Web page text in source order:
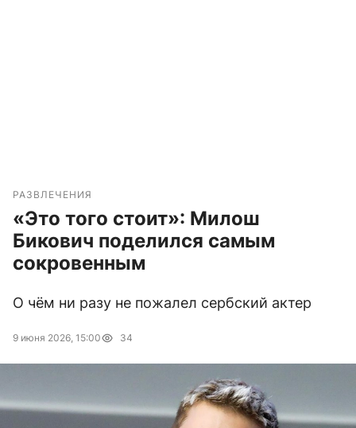
РАЗВЛЕЧЕНИЯ
«Это того стоит»: Милош
Бикович поделился самым
сокровенным
О чём ни разу не пожалел сербский актер
9 июня 2026, 15:00 34